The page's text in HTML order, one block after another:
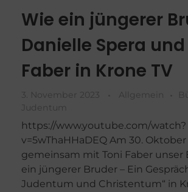
Wie ein jüngerer
Danielle Spera
Faber in Krone TV
3. November 2023 Allgemein
Judentum
https://www.youtube.com/watch?
v=5wThaHHaDEQ Am 30.
gemeinsam mit Toni Faber unser
ein jüngerer Bruder – Ein
Judentum und Christentum“ in